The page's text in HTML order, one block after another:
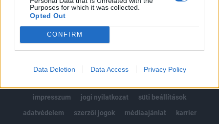
Purposes for which it was collected.
Opted Out
CONFIRM
Data Deletion Data Access Privacy Policy
MÁR ELŐFIZETŐNK VAGY?BEJELENTKEZÉS
impresszum
jogi nyilatkozat
süti beállítások
adatvédelem
szerzői jogok médiaajánlat karrier